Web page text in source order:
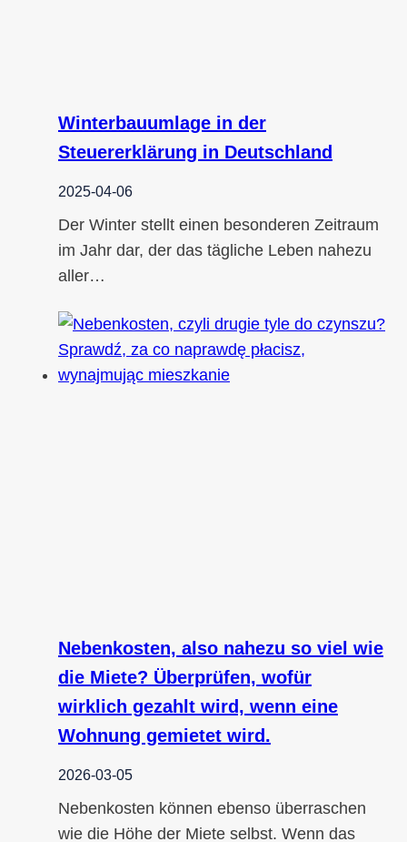
Winterbauumlage in der
Steuererklärung in Deutschland
2025-04-06
Der Winter stellt einen besonderen Zeitraum
im Jahr dar, der das tägliche Leben nahezu
aller…
Nebenkosten, also nahezu so viel wie
die Miete? Überprüfen, wofür
wirklich gezahlt wird, wenn eine
Wohnung gemietet wird.
2026-03-05
Nebenkosten können ebenso überraschen
wie die Höhe der Miete selbst. Wenn das